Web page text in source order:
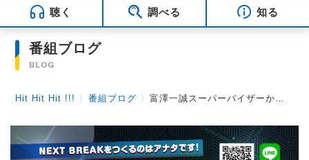
聴く 調べる 知る
番組ブログ
BLOG
Hit Hit Hit !!! 〉番組ブログ 〉富澤一誠スーパーバイザーからの総括コメント【2021年12月】